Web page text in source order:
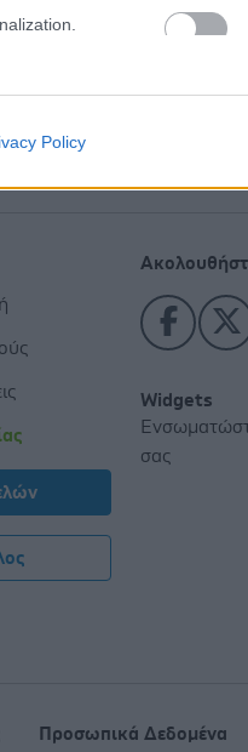
including
Policy
χαμηλών λιπαρών
απώλεια βάρους
[μελέτη]
Widgets
σας
Προσωπικά Δεδομένα